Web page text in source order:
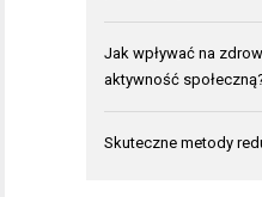
Jak wpływać na
aktywność
Skuteczne metody